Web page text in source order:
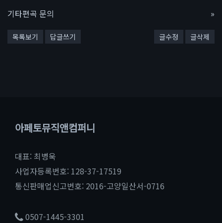
기타편곡 문의
»
목록보기 답글쓰기 글수정 글삭제
아페토뮤직앤컴퍼니
대표: 최병욱
사업자등록번호: 128-37-17519
통신판매업신고번호: 2016-고양일산서-0716
0507-1445-3301